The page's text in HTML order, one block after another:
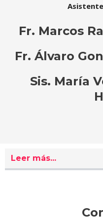
Fr. Marcos
Fr. Álvaro
Sis. María
Leer más...